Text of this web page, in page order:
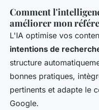
Comment
améliorer mon
L'IA optimise vos
intentions de
structure
bonnes pratiques,
pertinents et adapte le
Google.